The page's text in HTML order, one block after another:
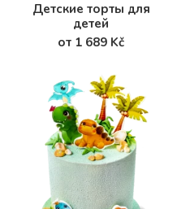
Детские торты для
детей
от 1 689 Kč